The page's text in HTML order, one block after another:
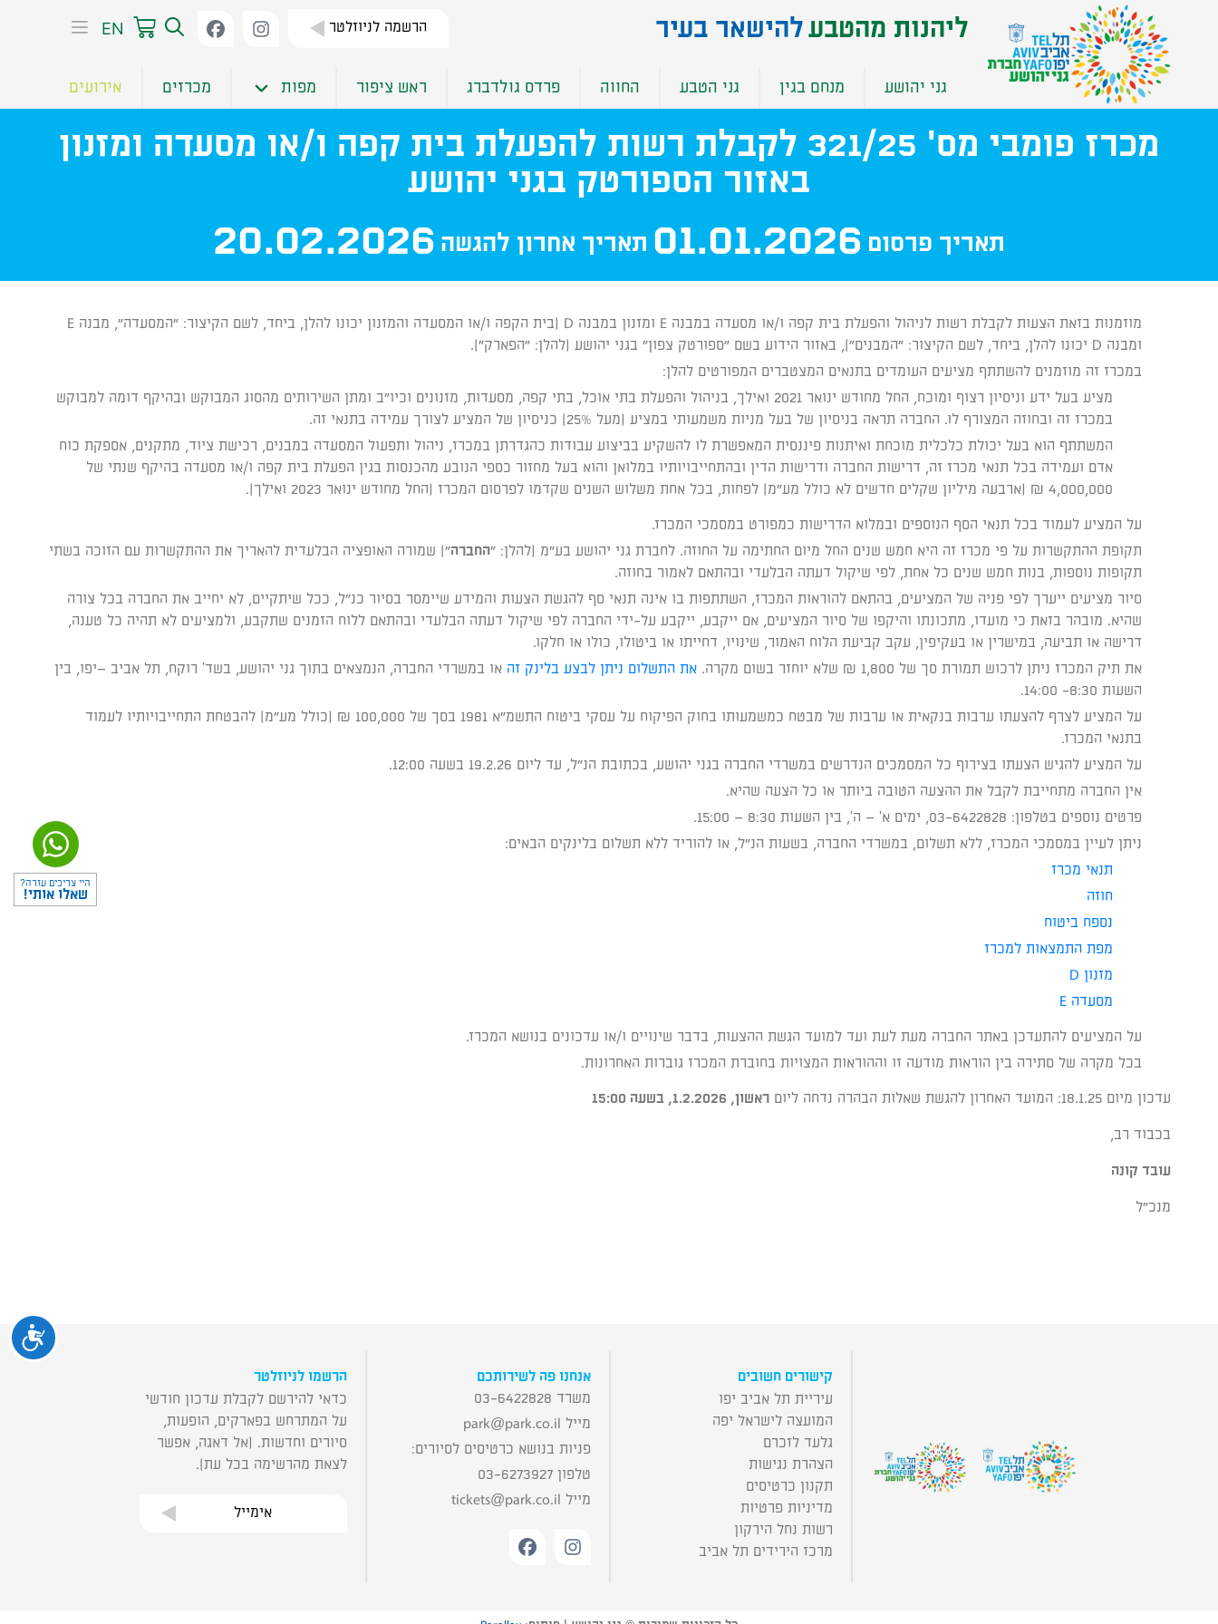
ליהנות מהטבע להישאר בעיר​ הרשמה לניוזלטר EN
גני יהושע מנחם בגין גני הטבע החווה פרדס גולדברג ראש ציפור מפות מכרזים אירועים
מכרז פומבי מס' 321/25 לקבלת רשות להפעלת בית קפה ו/או מסעדה ומזנון
באזור הספורטק בגני יהושע
תאריך פרסום 01.01.2026 תאריך אחרון להגשה 20.02.2026
מוזמנות בזאת הצעות לקבלת רשות לניהול והפעלת בית קפה ו/או מסעדה במבנה E ומזנון במבנה D (בית הקפה ו/או המסעדה והמזנון יכונו להלן, ביחד, לשם הקיצור: "המסעדה", מבנה E
ומבנה D יכונו להלן, ביחד, לשם הקיצור: "המבנים"), באזור הידוע בשם "ספורטק צפון" בגני יהושע (להלן: "הפארק").
במכרז זה מוזמנים להשתתף מציעים העומדים בתנאים המצטברים המפורטים להלן:
מציע בעל ידע וניסיון רצוף ומוכח, החל מחודש ינואר 2021 ואילך, בניהול והפעלת בתי אוכל, בתי קפה, מסעדות, מזנונים וכיו"ב ומתן השירותים מהסוג המבוקש ובהיקף דומה למבוקש
במכרז זה ובחוזה המצורף לו. החברה תראה בניסיון של בעל מניות משמעותי במציע (מעל 25%) כניסיון של המציע לצורך עמידה בתנאי זה.
המשתתף הוא בעל יכולת כלכלית מוכחת ואיתנות פיננסית המאפשרת לו להשקיע בביצוע עבודות כהגדרתן במכרז, ניהול ותפעול המסעדה במבנים, רכישת ציוד, מתקנים, אספקת כוח
אדם ועמידה בכל תנאי מכרז זה, דרישות החברה ודרישות הדין ובהתחייבויותיו במלואן והוא בעל מחזור כספי הנובע מהכנסות בגין הפעלת בית קפה ו/או מסעדה בהיקף שנתי של
4,000,000 ₪ (ארבעה מיליון שקלים חדשים לא כולל מע"מ) לפחות, בכל אחת משלוש השנים שקדמו לפרסום המכרז (החל מחודש ינואר 2023 ואילך).
על המציע לעמוד בכל תנאי הסף הנוספים ובמלוא הדרישות כמפורט במסמכי המכרז.
תקופת ההתקשרות על פי מכרז זה היא חמש שנים החל מיום החתימה על החוזה. לחברת גני יהושע בע"מ (להלן: " החברה") שמורה האופציה הבלעדית להאריך את ההתקשרות עם הזוכה בשתי
תקופות נוספות, בנות חמש שנים כל אחת, לפי שיקול דעתה הבלעדי ובהתאם לאמור בחוזה.
סיור מציעים ייערך לפי פניה של המציעים, בהתאם להוראות המכרז, השתתפות בו אינה תנאי סף להגשת הצעות והמידע שיימסר בסיור כנ"ל, ככל שיתקיים, לא יחייב את החברה בכל צורה
שהיא. מובהר בזאת כי מועדו, מתכונתו והיקפו של סיור המציעים, אם ייקבע, ייקבע על-ידי החברה לפי שיקול דעתה הבלעדי ובהתאם ללוח הזמנים שתקבע, ולמציעים לא תהיה כל טענה,
דרישה או תביעה, במישרין או בעקיפין, עקב קביעת הלוח האמור, שינויו, דחייתו או ביטולו, כולו או חלקו.
את תיק המכרז ניתן לרכוש תמורת סך של 1,800 ₪ שלא יוחזר בשום מקרה. את התשלום ניתן לבצע בלינק זה או במשרדי החברה, הנמצאים בתוך גני יהושע, בשד' רוקח, תל אביב –יפו, בין
השעות 8:30- 14:00.
על המציע לצרף להצעתו ערבות בנקאית או ערבות של מבטח כמשמעותו בחוק הפיקוח על עסקי ביטוח התשמ"א 1981 בסך של 100,000 ₪ (כולל מע"מ) להבטחת התחייבויותיו לעמוד
בתנאי המכרז.
על המציע להגיש הצעתו בצירוף כל המסמכים הנדרשים במשרדי החברה בגני יהושע, בכתובת הנ"ל, עד ליום 19.2.26 בשעה 12:00.
אין החברה מתחייבת לקבל את ההצעה הטובה ביותר או כל הצעה שהיא.
פרטים נוספים בטלפון: 03-6422828, ימים א' – ה', בין השעות 8:30 – 15:00.
ניתן לעיין במסמכי המכרז, ללא תשלום, במשרדי החברה, בשעות הנ"ל, או להוריד ללא תשלום בלינקים הבאים:
תנאי מכרז
חוזה
נספח ביטוח
מפת התמצאות למכרז
מזנון D
מסעדה E
על המציעים להתעדכן באתר החברה מעת לעת ועד למועד הגשת ההצעות, בדבר שינויים ו/או עדכונים בנושא המכרז.
בכל מקרה של סתירה בין הוראות מודעה זו וההוראות המצויות בחוברת המכרז גוברות האחרונות.
עדכון מיום 18.1.25: המועד האחרון להגשת שאלות הבהרה נדחה ליום ראשון, 1.2.2026, בשעה 15:00
בכבוד רב,
עובד קונה
מנכ"ל
היי צריכים עזרה?
שאלו אותי!
קישורים חשובים
עיריית תל אביב יפו
המועצה לישראל יפה
גלעד לזכרם
הצהרת נגישות
תקנון כרטיסים
מדיניות פרטיות
רשות נחל הירקון
מרכז הירידים תל אביב
אנחנו פה לשירותכם
משרד 03-6422828
מייל
park@park.co.il
פניות בנושא כרטיסים לסיורים:
טלפון 03-6273927
מייל
tickets@park.co.il
הרשמו לניוזלטר
כדאי להירשם לקבלת עדכון חודשי
על המתרחש בפארקים, הופעות,
סיורים וחדשות. (אל דאגה, אפשר
לצאת מהרשימה בכל עת).
אימייל